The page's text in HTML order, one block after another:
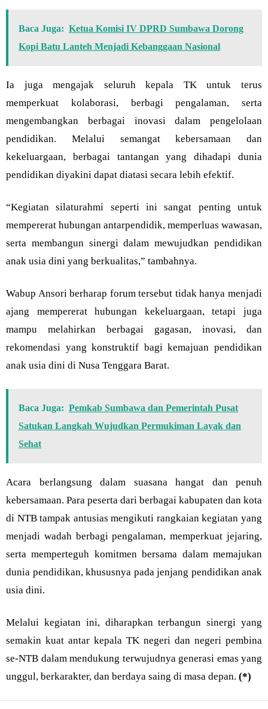
Baca Juga: Ketua Komisi IV DPRD Sumbawa Dorong
Kopi Batu Lanteh Menjadi Kebanggaan Nasional
Ia juga mengajak seluruh kepala TK untuk terus
memperkuat kolaborasi, berbagi pengalaman, serta
mengembangkan berbagai inovasi dalam pengelolaan
pendidikan. Melalui semangat kebersamaan dan
kekeluargaan, berbagai tantangan yang dihadapi dunia
pendidikan diyakini dapat diatasi secara lebih efektif.
“Kegiatan silaturahmi seperti ini sangat penting untuk
mempererat hubungan antarpendidik, memperluas wawasan,
serta membangun sinergi dalam mewujudkan pendidikan
anak usia dini yang berkualitas,” tambahnya.
Wabup Ansori berharap forum tersebut tidak hanya menjadi
ajang mempererat hubungan kekeluargaan, tetapi juga
mampu melahirkan berbagai gagasan, inovasi, dan
rekomendasi yang konstruktif bagi kemajuan pendidikan
anak usia dini di Nusa Tenggara Barat.
Baca Juga: Pemkab Sumbawa dan Pemerintah Pusat
Satukan Langkah Wujudkan Permukiman Layak dan
Sehat
Acara berlangsung dalam suasana hangat dan penuh
kebersamaan. Para peserta dari berbagai kabupaten dan kota
di NTB tampak antusias mengikuti rangkaian kegiatan yang
menjadi wadah berbagi pengalaman, memperkuat jejaring,
serta memperteguh komitmen bersama dalam memajukan
dunia pendidikan, khususnya pada jenjang pendidikan anak
usia dini.
Melalui kegiatan ini, diharapkan terbangun sinergi yang
semakin kuat antar kepala TK negeri dan negeri pembina
se-NTB dalam mendukung terwujudnya generasi emas yang
unggul, berkarakter, dan berdaya saing di masa depan. (*)